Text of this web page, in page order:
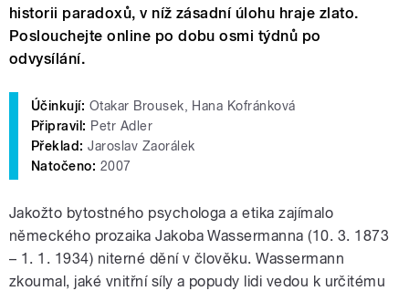
historii paradoxů, v níž zásadní úlohu hraje zlato.
Poslouchejte online po dobu osmi týdnů po
odvysílání.
Účinkují: Otakar Brousek, Hana Kofránková
Připravil: Petr Adler
Překlad: Jaroslav Zaorálek
Natočeno: 2007
Jakožto bytostného psychologa a etika zajímalo
německého prozaika Jakoba Wassermanna (10. 3. 1873
– 1. 1. 1934) niterné dění v člověku. Wassermann
zkoumal, jaké vnitřní síly a popudy lidi vedou k určitému